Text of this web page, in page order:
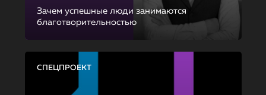
Зачем успешные люди занимаются
благотворительностью
СПЕЦПРОЕКТ